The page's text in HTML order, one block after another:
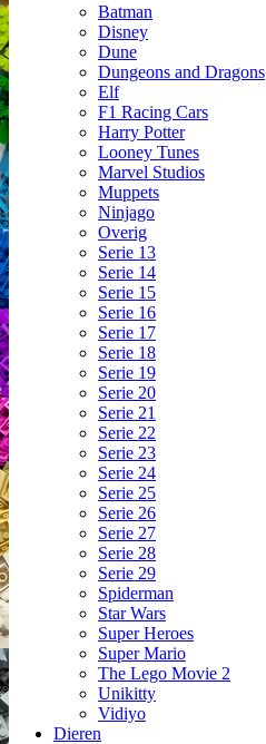
Batman
Disney
Dune
Dungeons and Dragons
Elf
F1 Racing Cars
Harry Potter
Looney Tunes
Marvel Studios
Muppets
Ninjago
Overig
Serie 13
Serie 14
Serie 15
Serie 16
Serie 17
Serie 18
Serie 19
Serie 20
Serie 21
Serie 22
Serie 23
Serie 24
Serie 25
Serie 26
Serie 27
Serie 28
Serie 29
Spiderman
Star Wars
Super Heroes
Super Mario
The Lego Movie 2
Unikitty
Vidiyo
Dieren